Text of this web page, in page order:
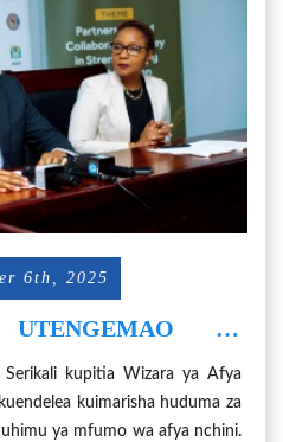
6th, 2025
NI
ZA AFYA
kupitia Wizara ya Afya
kuimarisha huduma za
ya mfumo wa afya nchini.